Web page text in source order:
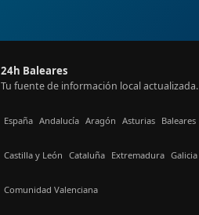
24h Baleares
Tu fuente de información local actualizada.
España Andalucía Aragón Asturias Baleares
Castilla y León Cataluña Extremadura Galicia
Comunidad Valenciana